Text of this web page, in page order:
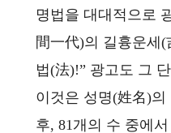
명법을 대대적으로
間一代)의 길흉운세
법(法)!” 광고도 그
이것은 성명(姓名)
후, 81개의 수 중에